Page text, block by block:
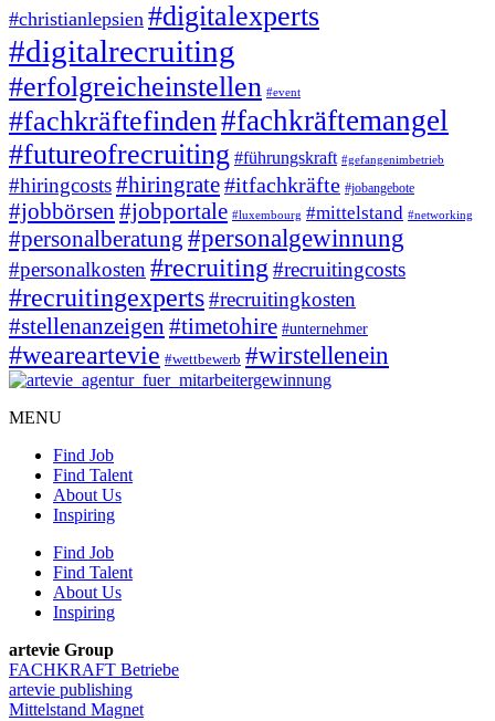
#christianlepsien #digitalexperts
#digitalrecruiting
#erfolgreicheinstellen #event
#fachkräftefinden#fachkräftemangel
#futureofrecruiting #führungskraft #gefangenimbetrieb
#hiringcosts#hiringrate#itfachkräfte #jobangebote
#jobbörsen #jobportale #luxembourg #mittelstand #networking
#personalberatung #personalgewinnung
#personalkosten#recruiting#recruitingcosts
#recruitingexperts#recruitingkosten
#stellenanzeigen #timetohire #unternehmer
#weareartevie #wettbewerb #wirstellenein
MENU
Find Job
Find Talent
About Us
Inspiring
Find Job
Find Talent
About Us
Inspiring
artevie Group
FACHKRAFT Betriebe
artevie publishing
Mittelstand Magnet